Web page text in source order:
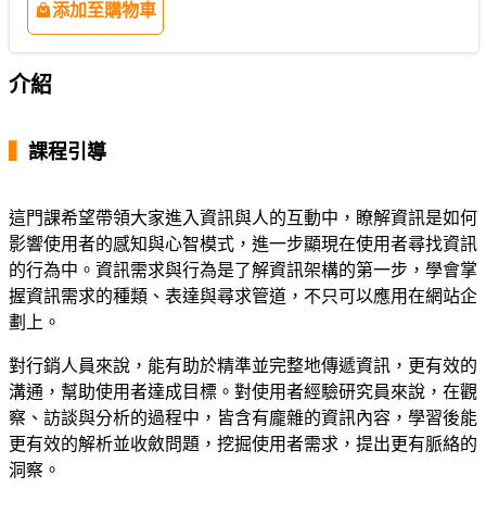
添加至購物車
介紹
課程引導
這門課希望帶領大家進入資訊與人的互動中，瞭解資訊是如何
影響使用者的感知與心智模式，進一步顯現在使用者尋找資訊
的行為中。資訊需求與行為是了解資訊架構的第一步，學會掌
握資訊需求的種類、表達與尋求管道，不只可以應用在網站企
劃上。
對行銷人員來說，能有助於精準並完整地傳遞資訊，更有效的
溝通，幫助使用者達成目標。對使用者經驗研究員來說，在觀
察、訪談與分析的過程中，皆含有龐雜的資訊內容，學習後能
更有效的解析並收斂問題，挖掘使用者需求，提出更有脈絡的
洞察。